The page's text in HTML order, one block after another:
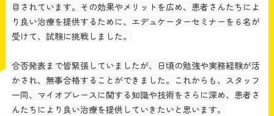
目されています。その効果やメリットを広め、患者さんたちによ
り良い治療を提供するために、エデュケーターセミナーを６名が
受けて、試験に挑戦しました。
合否発表まで皆緊張していましたが、日頃の勉強や実務経験が活
かされ、無事合格することができました。これからも、スタッフ
一同、マイオブレースに関する知識や技術をさらに深め、患者さ
んたちにより良い治療を提供していきたいと思います。